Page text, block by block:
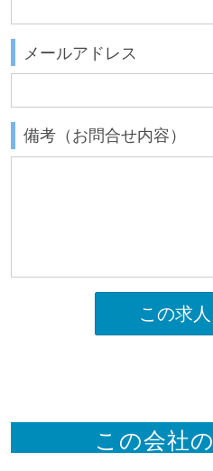
メールアドレス
備考（お問合せ内容）
この求
この会社